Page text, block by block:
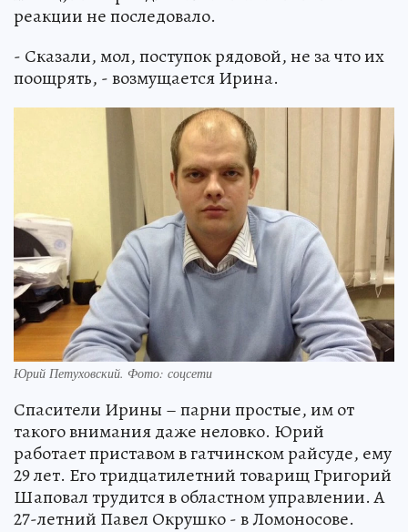
реакции не последовало.
- Сказали, мол, поступок рядовой, не за что их
поощрять, - возмущается Ирина.
Юрий Петуховский. Фото: соцсети
Спасители Ирины – парни простые, им от
такого внимания даже неловко. Юрий
работает приставом в гатчинском райсуде, ему
29 лет. Его тридцатилетний товарищ Григорий
Шаповал трудится в областном управлении. А
27-летний Павел Окрушко - в Ломоносове.